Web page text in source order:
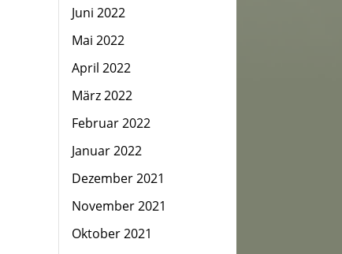
Juni 2022
Mai 2022
April 2022
März 2022
Februar 2022
Januar 2022
Dezember 2021
November 2021
Oktober 2021